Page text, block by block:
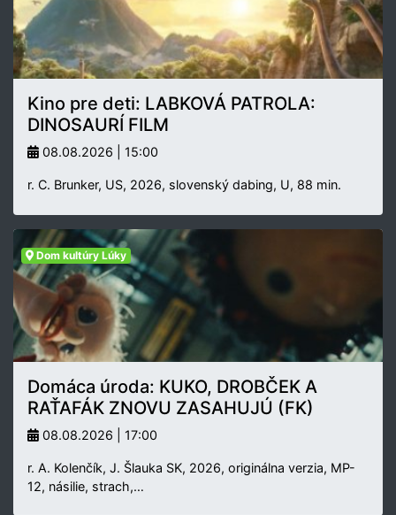
Kino pre deti: LABKOVÁ PATROLA:
DINOSAURÍ FILM
08.08.2026 | 15:00
r. C. Brunker, US, 2026, slovenský dabing, U, 88 min.
Dom kultúry Lúky
Domáca úroda: KUKO, DROBČEK A
RAŤAFÁK ZNOVU ZASAHUJÚ (FK)
08.08.2026 | 17:00
r. A. Kolenčík, J. Šlauka SK, 2026, originálna verzia, MP-
12, násilie, strach,…